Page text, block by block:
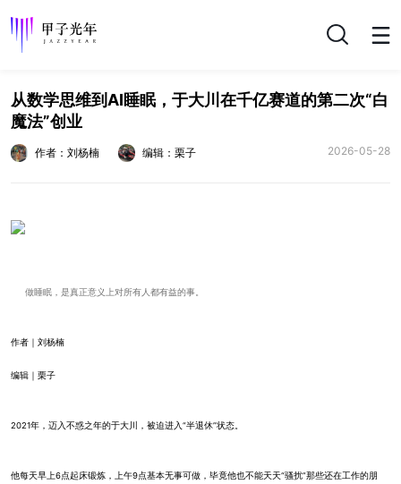
搜索
从数学思维到AI睡眠，于大川在千亿赛道的第二次“白
魔法”创业
作者：刘杨楠 编辑：栗子 2026-05-28
做睡眠，是真正意义上对所有人都有益的事。
作者｜刘杨楠
编辑｜栗子
2021年，迈入不惑之年的于大川，被迫进入“半退休”状态。
他每天早上6点起床锻炼，上午9点基本无事可做，毕竟他也不能天天“骚扰”那些还在工作的朋